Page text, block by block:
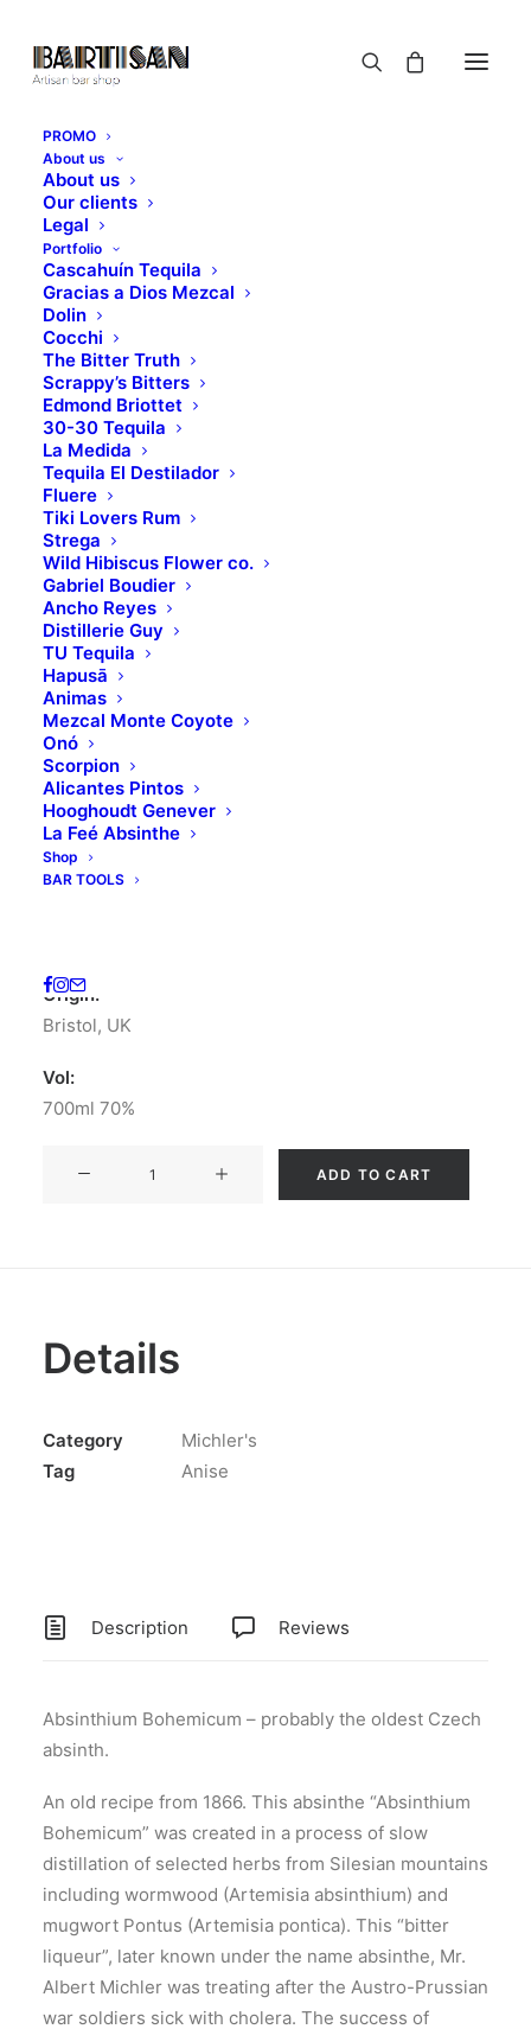
PROMO
About us
About us
Our clients
Legal
Portfolio
Cascahuín Tequila
Gracias a Dios Mezcal
Dolin
Cocchi
The Bitter Truth
Scrappy’s Bitters
Edmond Briottet
30-30 Tequila
La Medida
Tequila El Destilador
Fluere
Tiki Lovers Rum
Strega
Wild Hibiscus Flower co.
Gabriel Boudier
Ancho Reyes
Distillerie Guy
TU Tequila
Hapusā
Animas
Mezcal Monte Coyote
Onó
Scorpion
Alicantes Pintos
Hooghoudt Genever
La Feé Absinthe
Shop
BAR TOOLS
Home Michler's
ABSINTHIUM
BOHEMICUM
Origin:
Bristol, UK
Vol:
700ml 70%
ADD TO CART
Details
Category
Michler's
Tag
Anise
Description Reviews
Absinthium Bohemicum – probably the oldest Czech
absinth.
An old recipe from 1866. This absinthe “Absinthium
Bohemicum” was created in a process of slow
distillation of selected herbs from Silesian mountains
including wormwood (Artemisia absinthium) and
mugwort Pontus (Artemisia pontica). This “bitter
liqueur”, later known under the name absinthe, Mr.
Albert Michler was treating after the Austro-Prussian
war soldiers sick with cholera. The success of